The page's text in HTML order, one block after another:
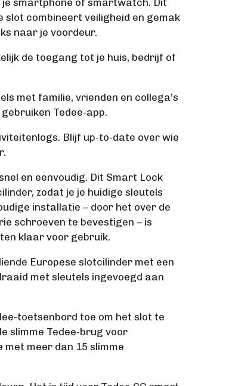
slot combineert veiligheid en gemak
naar je voordeur.
de toegang tot je huis, bedrijf of
met familie, vrienden en collega’s
Tedee-app.
Blijf up-to-date over wie
en eenvoudig. Dit Smart Lock
zodat je je huidige sleutels
installatie – door het over de
schroeven te bevestigen – is
klaar voor gebruik.
Europese slotcilinder met een
met sleutels ingevoegd aan
toetsenbord toe om het slot te
slimme Tedee-brug voor
meer dan 15 slimme